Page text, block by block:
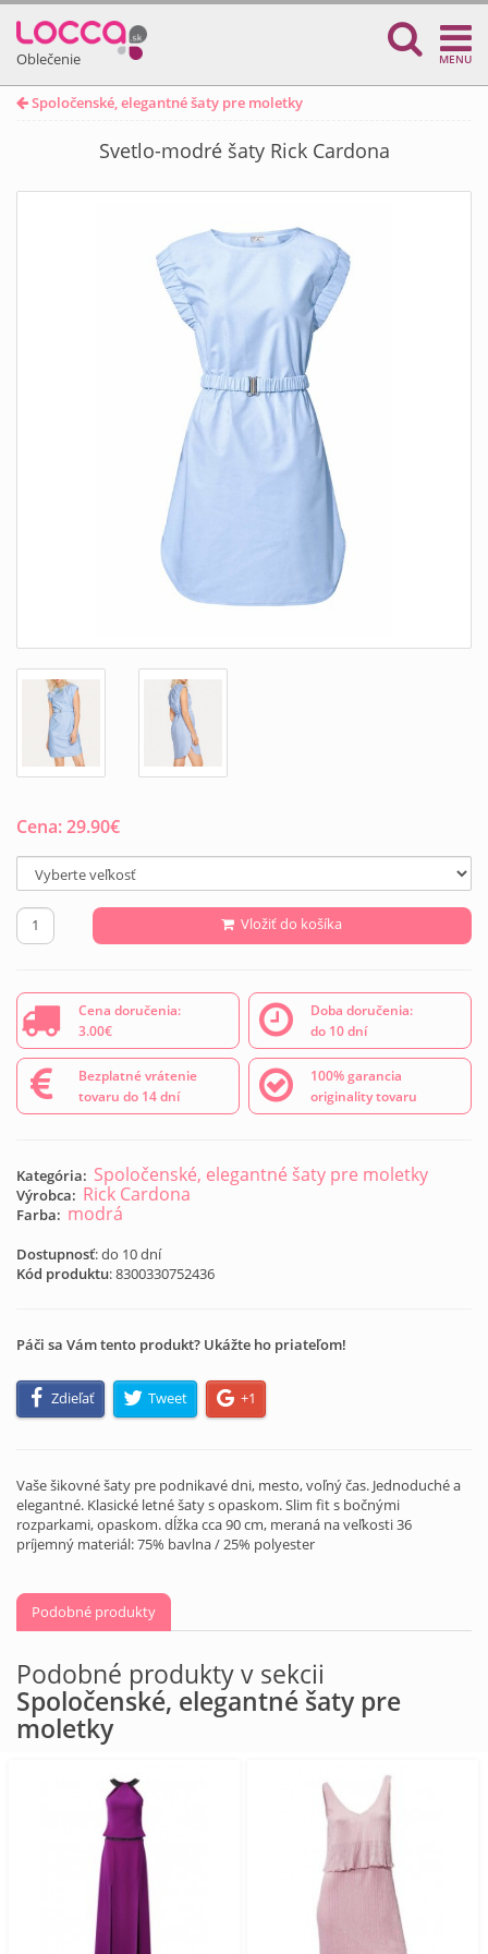
Oblečenie MENU
Spoločenské, elegantné šaty pre moletky
Svetlo-modré šaty Rick Cardona
Cena:29.90€
Vložiť do košíka
Cena doručenia:
3.00€
Doba doručenia:
do 10 dní
Bezplatné vrátenie
tovaru do 14 dní
100% garancia
originality tovaru
Kategória: Spoločenské, elegantné šaty pre moletky
Výrobca: Rick Cardona
Farba: modrá
Dostupnosť: do 10 dní
Kód produktu:8300330752436
Páči sa Vám tento produkt? Ukážte ho priateľom!
Zdieľať Tweet +1
Vaše šikovné šaty pre podnikavé dni, mesto, voľný čas. Jednoduché a
elegantné. Klasické letné šaty s opaskom. Slim fit s bočnými
rozparkami, opaskom. dĺžka cca 90 cm, meraná na veľkosti 36
príjemný materiál: 75% bavlna / 25% polyester
Podobné produkty
Podobné produkty v sekcii
Spoločenské, elegantné šaty pre
moletky